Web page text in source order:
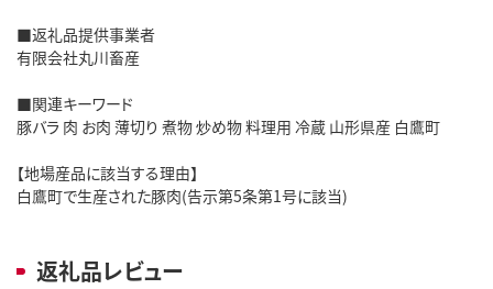
■返礼品提供事業者
有限会社丸川畜産
■関連キーワード
豚バラ 肉 お肉 薄切り 煮物 炒め物 料理用 冷蔵 山形県産 白鷹町
【地場産品に該当する理由】
白鷹町で生産された豚肉(告示第5条第1号に該当)
返礼品レビュー